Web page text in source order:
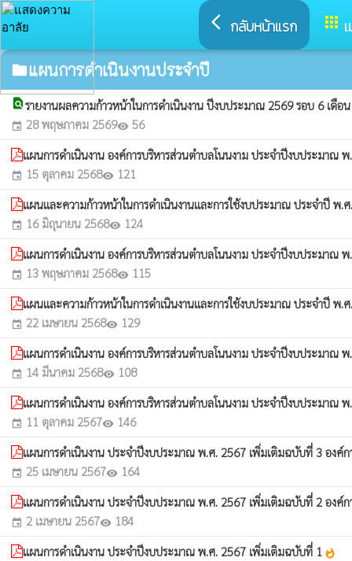
arrow_back_ios กลับหน้าแรก apps
folderแผนการดำเนินงานประจำปี
find_in_pageรายงานผลความก้าวหน้าในการดำเนินงาน ปีงบประมาณ 2569 รอบ 6 เดือ
event 28 พฤษภาคม 2569visibility 56
แผนการดำเนินงาน องค์การบริหารส่วนตำบลโนนงาม ประจำปีงบประมาณ
event 15 ตุลาคม 2568visibility 121
แผนและความก้าวหน้าในการดำเนินงานและการใช้งบประมาณ ประจำปี พ.
event 16 มิถุนายน 2568visibility 124
แผนการดำเนินงาน องค์การบริหารส่วนตำบลโนนงาม ประจำปีงบประมา
event 13 พฤษภาคม 2568visibility 115
แผนและความก้าวหน้าในการดำเนินงานและการใช้งบประมาณ ประจำปี พ.
event 22 เมษายน 2568visibility 129
แผนการดำเนินงาน องค์การบริหารส่วนตำบลโนนงาม ประจำปีงบประมา
event 14 มีนาคม 2568visibility 108
แผนการดำเนินงาน องค์การบริหารส่วนตำบลโนนงาม ประจำปีงบประมาณ
event 11 ตุลาคม 2567visibility 146
แผนการดำเนินงาน ประจำปีงบประมาณ พ.ศ. 2567 เพิ่มเติมฉบับที่ 3 องค์
event 25 เมษายน 2567visibility 164
แผนการดำเนินงาน ประจำปีงบประมาณ พ.ศ. 2567 เพิ่มเติมฉบับที่ 2 องค์
event 2 เมษายน 2567visibility 184
แผนการดำเนินงาน ประจำปีงบประมาณ พ.ศ. 2567 เพิ่มเติมฉบับที่ 1 whatshot